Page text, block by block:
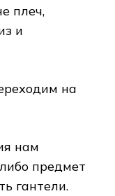
плеч,
и
на
нам
предмет
гантели.